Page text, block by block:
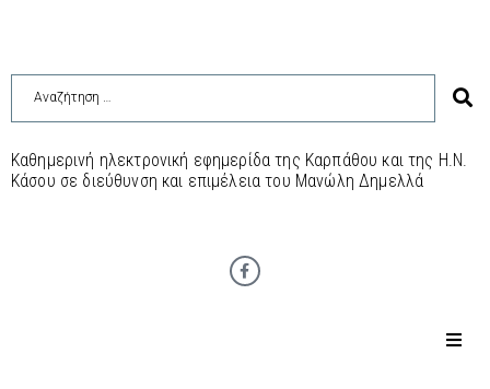
Καθημερινή ηλεκτρονική εφημερίδα της Καρπάθου και της Η.Ν.
Κάσου σε διεύθυνση και επιμέλεια του Μανώλη Δημελλά